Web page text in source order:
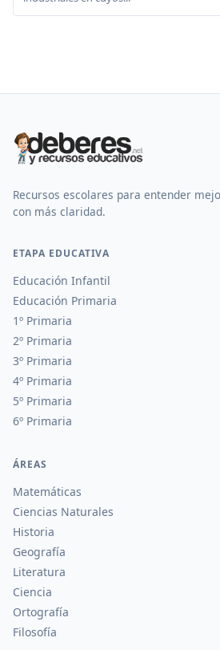
Recursos escolares para entender
con más claridad.
ETAPA EDUCATIVA
Educación Infantil
Educación Primaria
1º Primaria
2º Primaria
3º Primaria
4º Primaria
5º Primaria
6º Primaria
ÁREAS
Matemáticas
Ciencias Naturales
Historia
Geografía
Literatura
Ciencia
Ortografía
Filosofía